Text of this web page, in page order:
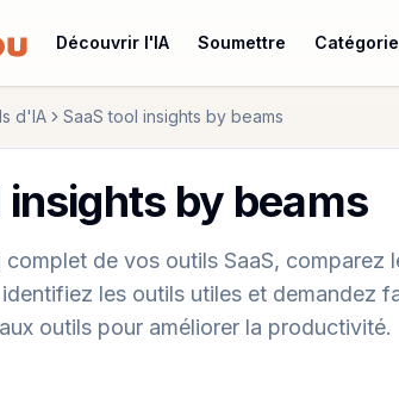
Découvrir l'IA Soumettre Catégorie
d'IA SaaS tool insights by beams
insights by beams
de vos outils SaaS, comparez
les outils utiles et demandez
outils pour améliorer la productivité.